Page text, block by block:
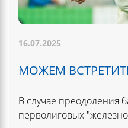
16.07.2025
МОЖЕМ
В случае преодоления
перволиговых